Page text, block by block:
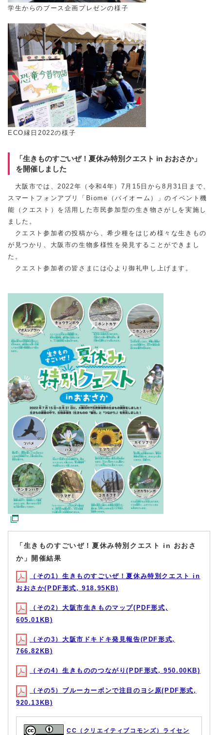
学生からのブース企画プレゼンの様子
ECO縁日2022の様子
「生きものすごいぜ！夏休み特別クエスト in おおさか」
を開催しました
大阪市では、2022年（令和4年）7月15日から8月31日まで、
スマートフォンアプリ「Biome（バイオーム）」のイベント機
能（クエスト）を活用した市民参加型の生き物さがしを実施し
ました。
クエスト参加者の投稿から、希少種をはじめ様々な生きもの
が見つかり、大阪市の生物多様性を発見することができまし
た。
クエスト参加者の皆さまには心より御礼申し上げます。
「生きものすごいぜ！夏休み特別クエスト in おおさ
か」開催結果
（その1）生きものすごいぜ！夏休み特別クエスト in
おおさか(PDF形式, 918.95KB)
（その2）大阪市生きものマップ(PDF形式,
605.01KB)
（その3）大阪市ドキドキ発見報告(PDF形式,
766.82KB)
（その4）生きもののつながり(PDF形式, 950.00KB)
（その5）ブルーカーボンで注目のヨシ原(PDF形式,
920.13KB)
CC（クリエイティブコモンズ）ライセン